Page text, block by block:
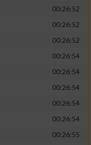
00:26:52
00:26:52
00:26:52
00:26:54
00:26:54
00:26:54
00:26:54
00:26:54
00:26:55